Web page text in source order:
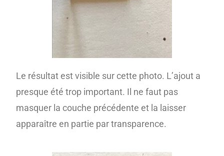
Le résultat est visible sur cette photo. L’ajout a
presque été trop important. Il ne faut pas
masquer la couche précédente et la laisser
apparaître en partie par transparence.